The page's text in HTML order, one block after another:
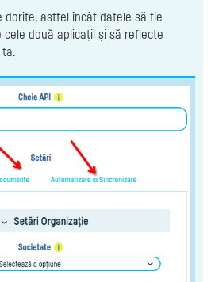
dorite, astfel încât datele să fie
două aplicații și să reflecte